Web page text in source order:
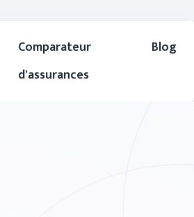
Comparateur
d’assurances
Blog